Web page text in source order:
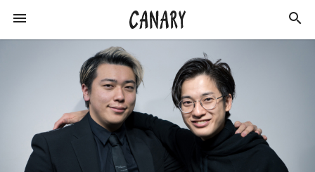
KEYWORD
キーワード